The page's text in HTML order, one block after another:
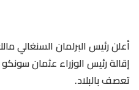
أعلن رئيس البرلمان السنغالي
إقالة رئيس الوزراء عثمان
تعصف بالبلاد.